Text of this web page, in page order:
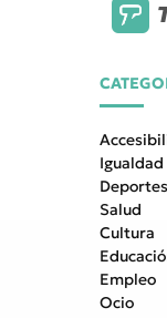
Igualdad
Deportes
Salud
Cultura
Empleo
Ocio